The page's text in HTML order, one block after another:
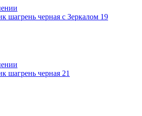
шагрень черная с Зеркалом 19
шагрень черная 21